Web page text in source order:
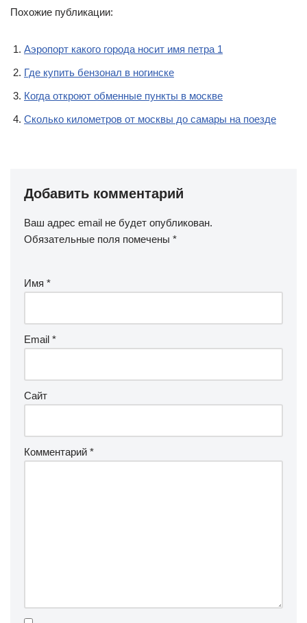
Похожие публикации:
Аэропорт какого города носит имя петра 1
Где купить бензонал в ногинске
Когда откроют обменные пункты в москве
Сколько километров от москвы до самары на поезде
Добавить комментарий
Ваш адрес email не будет опубликован.
Обязательные поля помечены *
Имя *
Email *
Сайт
Комментарий *